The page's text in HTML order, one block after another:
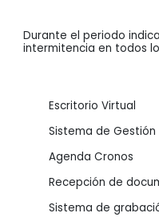
Durante el periodo
intermitencia en todos
Escritorio Virtual
Sistema de Gestión
Agenda Cronos
Recepción de
Sistema de